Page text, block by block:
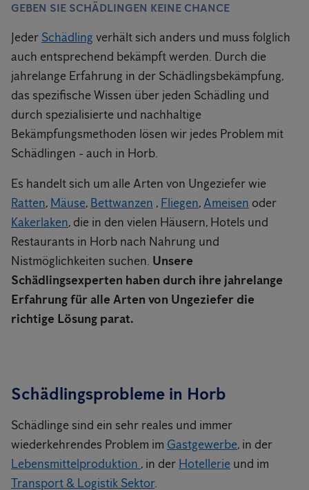
GEBEN SIE SCHÄDLINGEN KEINE CHANCE
Jeder Schädling verhält sich anders und muss folglich
auch entsprechend bekämpft werden. Durch die
jahrelange Erfahrung in der Schädlingsbekämpfung,
das spezifische Wissen über jeden Schädling und
durch spezialisierte und nachhaltige
Bekämpfungsmethoden lösen wir jedes Problem mit
Schädlingen - auch in Horb.
Es handelt sich um alle Arten von Ungeziefer wie
Ratten, Mäuse, Bettwanzen , Fliegen,Ameisen oder
Kakerlaken, die in den vielen Häusern, Hotels und
Restaurants in Horb nach Nahrung und
Nistmöglichkeiten suchen. Unsere
Schädlingsexperten haben durch ihre jahrelange
Erfahrung für alle Arten von Ungeziefer die
richtige Lösung parat.
Schädlingsprobleme in Horb
Schädlinge sind ein sehr reales und immer
wiederkehrendes Problem im Gastgewerbe, in der
Lebensmittelproduktion , in der Hotellerie und im
Transport & Logistik Sektor.